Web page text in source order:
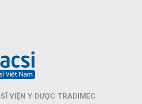
VIỆN Y DƯỢC TRADIMEC